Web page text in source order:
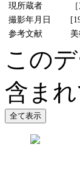
現所蔵者
撮影年月日
参考文献
この
含まれ